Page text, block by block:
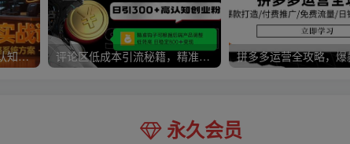
中小企业短视频实战课，认知+创作+投放，矩阵搭建全链路系统方案 评论区低成本引流秘籍，精准钩子直击用户，单账号日增300+创业粉，日稳…
永久会员